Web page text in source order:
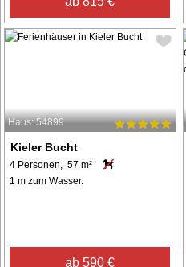
Haus: 54899
Kieler Bucht
4 Personen, 57 m²
1 m zum Wasser.
ab 590 €